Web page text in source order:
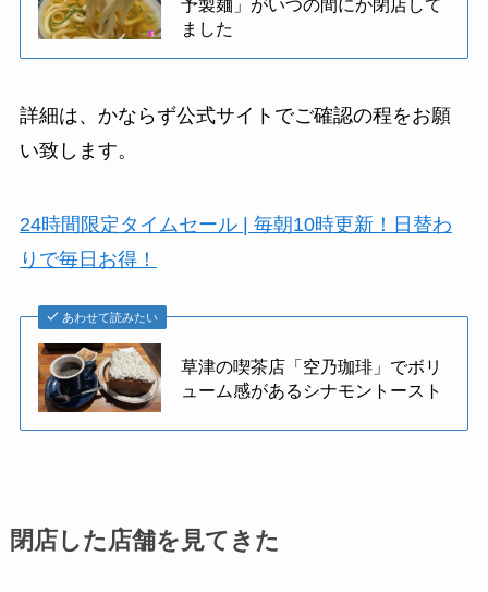
予製麺」がいつの間にか閉店して
ました
詳細は、かならず公式サイトでご確認の程をお願
い致します。
24時間限定タイムセール | 毎朝10時更新！日替わ
りで毎日お得！
あわせて読みたい
草津の喫茶店「空乃珈琲」でボリ
ューム感があるシナモントースト
閉店した店舗を見てきた